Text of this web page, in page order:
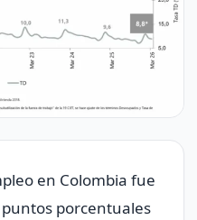
en Colombia fue
porcentuales